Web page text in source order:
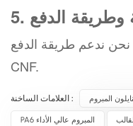
نحن ندعم طريقة الدفع TT، LC، EXW، FOB، CIF،
CNF.
العلامات الساخنة :
PA6 المبروم عالي الأداء